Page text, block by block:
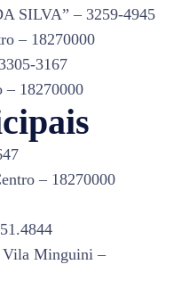
SILVA” – 3259-4945
– 18270000
3167
– 18270000
– 18270000
Vila Minguini –